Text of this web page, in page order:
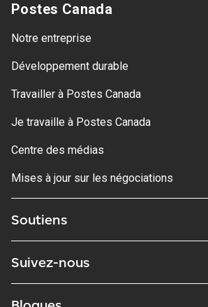
Postes Canada
Notre entreprise
Développement durable
Travailler à Postes Canada
Je travaille à Postes Canada
Centre des médias
Mises à jour sur les négociations
Soutiens
Suivez-nous